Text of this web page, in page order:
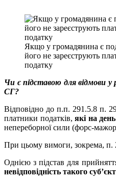
Якщо у громадянина є
його не зареєструють
податку
Чи є підставою для відмови у
СГ?
Відповідно до п.п. 291.5.8 п.
платники податків,які на
непереборної сили (форс-
При цьому вимоги, зокрема, п.
Однією з підстав для
невідповідність такого